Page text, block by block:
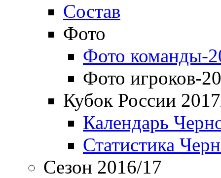
Состав
Фото
Фото команды-
Фото игроков-
Кубок России
Календарь
Статистика
Сезон 2016/17